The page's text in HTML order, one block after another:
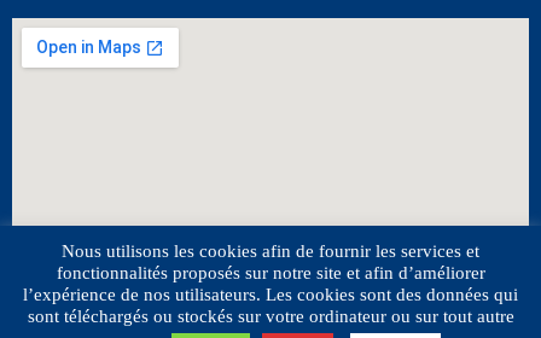
© 2020 Faculté des Métiers. Tous droits réservés –
Nous utilisons les cookies afin de fournir les services et
fonctionnalités proposés sur notre site et afin d’améliorer
l’expérience de nos utilisateurs. Les cookies sont des données qui
sont téléchargés ou stockés sur votre ordinateur ou sur tout autre